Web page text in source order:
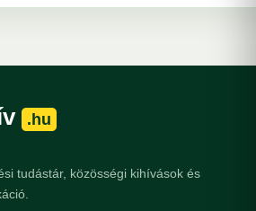
.hu
tudástár, közösségi kihívások és